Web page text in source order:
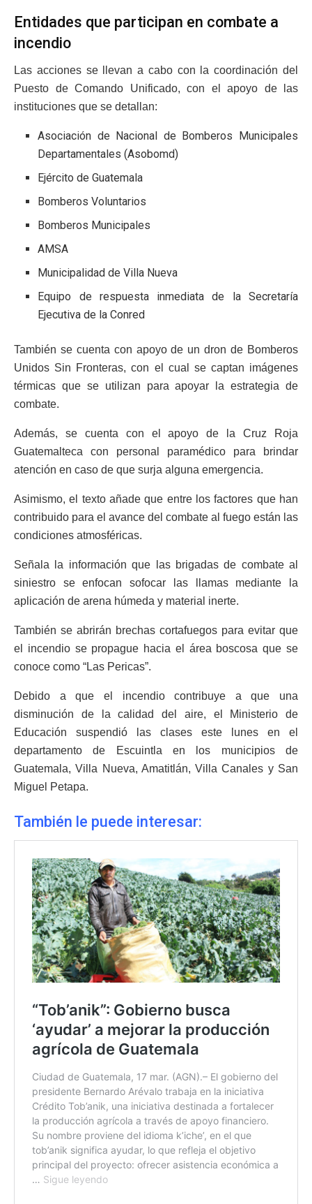
Entidades que participan en combate a
incendio
Las acciones se llevan a cabo con la coordinación del
Puesto de Comando Unificado, con el apoyo de las
instituciones que se detallan:
Asociación de Nacional de Bomberos Municipales
Departamentales (Asobomd)
Ejército de Guatemala
Bomberos Voluntarios
Bomberos Municipales
AMSA
Municipalidad de Villa Nueva
Equipo de respuesta inmediata de la Secretaría
Ejecutiva de la Conred
También se cuenta con apoyo de un dron de Bomberos
Unidos Sin Fronteras, con el cual se captan imágenes
térmicas que se utilizan para apoyar la estrategia de
combate.
Además, se cuenta con el apoyo de la Cruz Roja
Guatemalteca con personal paramédico para brindar
atención en caso de que surja alguna emergencia.
Asimismo, el texto añade que entre los factores que han
contribuido para el avance del combate al fuego están las
condiciones atmosféricas.
Señala la información que las brigadas de combate al
siniestro se enfocan sofocar las llamas mediante la
aplicación de arena húmeda y material inerte.
También se abrirán brechas cortafuegos para evitar que
el incendio se propague hacia el área boscosa que se
conoce como “Las Pericas”.
Debido a que el incendio contribuye a que una
disminución de la calidad del aire, el Ministerio de
Educación suspendió las clases este lunes en el
departamento de Escuintla en los municipios de
Guatemala, Villa Nueva, Amatitlán, Villa Canales y San
Miguel Petapa.
También le puede interesar: